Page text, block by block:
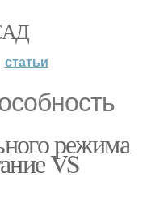
статьи
режима
VS